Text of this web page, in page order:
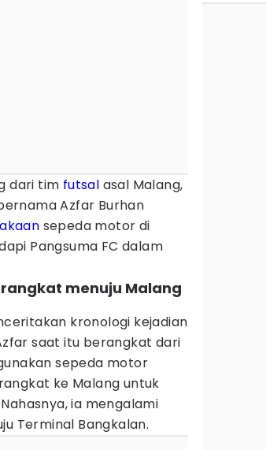
dari tim futsal asal Malang,
Azfar Burhan
sepeda motor di
Pangsuma FC dalam
menuju Malang
kronologi kejadian
saat itu berangkat dari
sepeda motor
ke Malang untuk
ia mengalami
Terminal Bangkalan.